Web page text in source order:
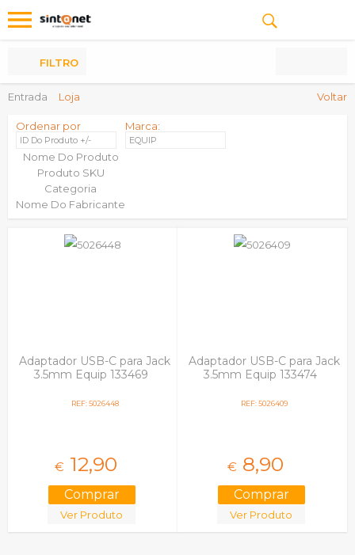
Entrada Loja Voltar
FILTRO
Ordenar por
ID Do Produto +/-
Nome Do Produto
Produto SKU
Categoria
Nome Do Fabricante
Marca:
EQUIP
Adaptador USB-C para Jack
3.5mm Equip 133469
REF: 5026448
€ 12,90
Ver Produto
Adaptador USB-C para Jack
3.5mm Equip 133474
REF: 5026409
€ 8,90
Ver Produto